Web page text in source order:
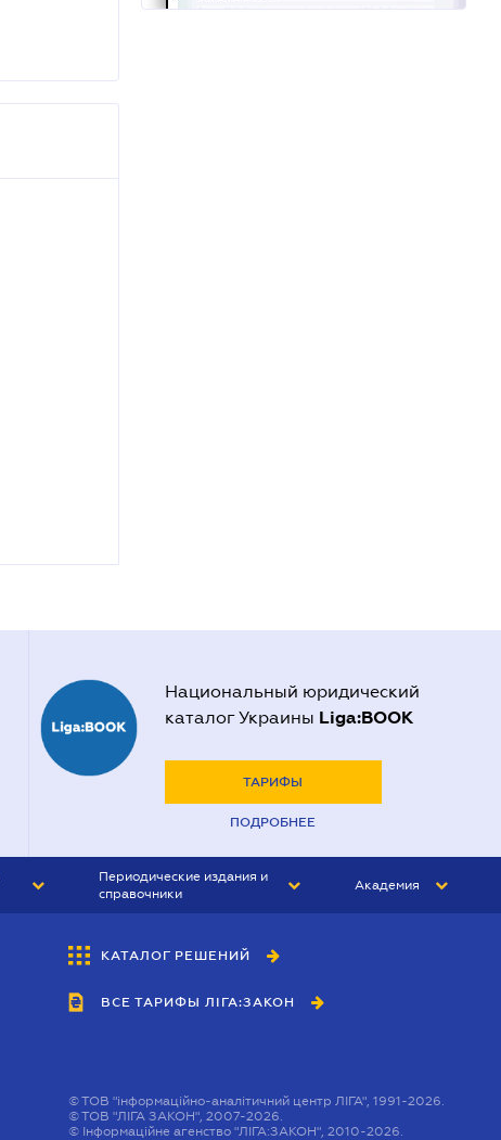
Национальный юридический
каталог Украины Liga:BOOK
ТАРИФЫ
ПОДРОБНЕЕ
Периодические издания и
справочники
БУХГАЛТЕР&ЗАКОН
ВЕСТНИК МСФО
Академия
КАТАЛОГ РЕШЕНИЙ
ВСЕ ТАРИФЫ ЛІГА:ЗАКОН
©ТОВ "інформаційно-аналітичний центр ЛІГА", 1991-2026.
©ТОВ "ЛІГА ЗАКОН", 2007-2026.
© Інформаційне агенство "ЛІГА:ЗАКОН", 2010-2026.